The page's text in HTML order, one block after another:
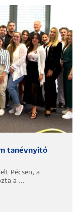
tanévnyitó
Pécsen, a
a ...